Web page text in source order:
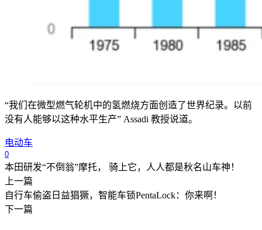
“我们在微型燃气轮机中的氢燃烧方面创造了世界纪录。以前
没有人能够以这种水平生产” Assadi 教授说道。
电动车
0
本田研发“不倒翁”摩托， 骑上它，人人都是秋名山车神！
上一篇
自行车偷盗日益猖獗，智能车锁PentaLock：你来啊！
下一篇